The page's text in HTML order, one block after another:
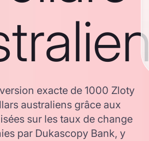
exacte de 1000 Zloty
australiens grâce aux
sur les taux de change
par Dukascopy Bank, y